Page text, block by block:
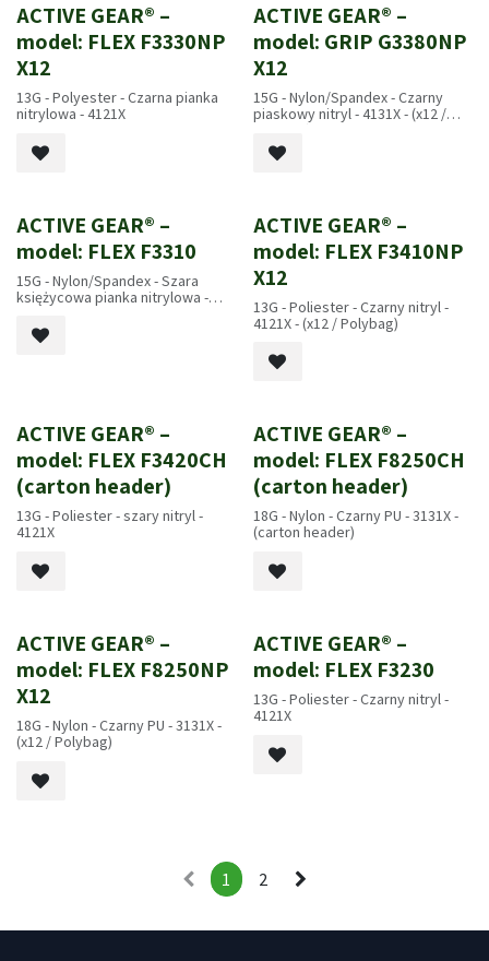
ACTIVE GEAR® –
model: FLEX F3330NP
X12
13G - Polyester - Czarna pianka
nitrylowa - 4121X
ACTIVE GEAR® –
model: GRIP G3380NP
X12
15G - Nylon/Spandex - Czarny
piaskowy nitryl - 4131X - (x12 /
ACTIVE GEAR® –
model: FLEX F3310
15G - Nylon/Spandex - Szara
księżycowa pianka nitrylowa -
ACTIVE GEAR® –
model: FLEX F3410NP
X12
13G - Poliester - Czarny nitryl -
4121X - (x12 / Polybag)
ACTIVE GEAR® –
model: FLEX F3420CH
(carton header)
13G - Poliester - szary nitryl -
4121X
ACTIVE GEAR® –
model: FLEX F8250CH
(carton header)
18G - Nylon - Czarny PU - 3131X -
(carton header)
ACTIVE GEAR® –
model: FLEX F8250NP
X12
18G - Nylon - Czarny PU - 3131X -
(x12 / Polybag)
ACTIVE GEAR® –
model: FLEX F3230
13G - Poliester - Czarny nitryl -
4121X
1 2